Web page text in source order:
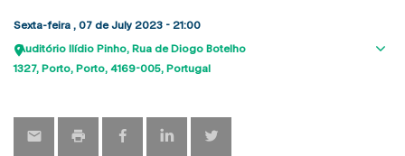
Sexta-feira , 07 de July 2023 - 21:00
Auditório Ilídio Pinho Rua de Diogo Botelho
1327 Porto Porto 4169-005 Portugal